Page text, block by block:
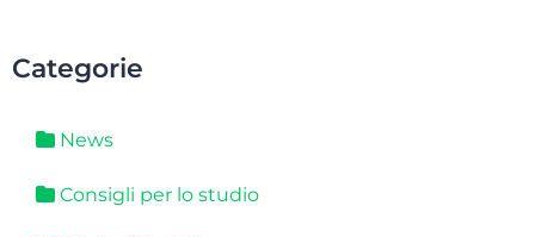
Categorie
News
Consigli per lo studio